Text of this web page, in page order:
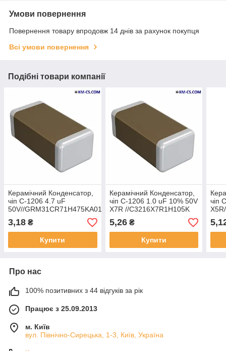
Умови повернення
Повернення товару впродовж 14 днів за рахунок покупця
Всі умови повернення
Подібні товари компанії
Керамічний Конденсатор,
чіп C-1206 4.7 uF
50V//GRM31CR71H475KA01L
(Murata Electronics)
3,18 ₴
Купити
Керамічний Конденсатор,
чіп C-1206 1.0 uF 10% 50V
X7R //C3216X7R1H105K
(TDK)
5,26₴
Купити
чіп
Про нас
100% позитивних з 44 відгуків за рік
Працює з 25.09.2013
м. Київ
вул. Північно-Сирецька, 1-3, Київ, Україна